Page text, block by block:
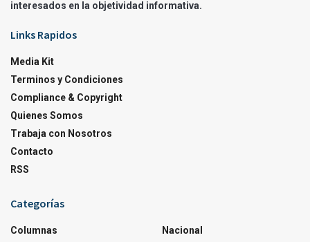
interesados en la objetividad informativa.
Links Rapidos
Media Kit
Terminos y Condiciones
Compliance & Copyright
Quienes Somos
Trabaja con Nosotros
Contacto
RSS
Categorías
Columnas
Nacional